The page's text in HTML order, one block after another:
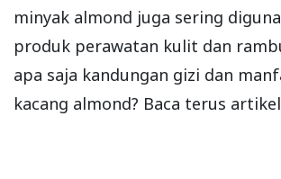
minyak almond juga sering
produk perawatan kulit dan
apa saja kandungan gizi dan
kacang almond? Baca terus